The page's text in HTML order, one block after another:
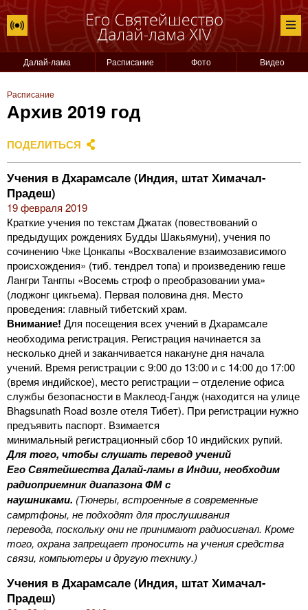
Далай-лама Расписание Фото Видео
Расписание
Архив 2019 год
ПОДЕЛИТЬСЯ
Учения в Дхарамсале (Индия, штат Химачал-
Прадеш)
19 февраля 2019
Краткие учения по текстам Джатак (повествований о
предыдущих рождениях Будды Шакьямуни), учения по
сочинению Чже Цонкапы «Восхваление взаимозависимого
происхождения» (тиб. тендрел топа) и произведению геше
Лангри Тангпы «Восемь строф о преобразовании ума»
(лоджонг цикгьема). Первая половина дня. Место
проведения: главный тибетский храм.
Внимание! Для посещения всех учений в Дхарамсале
необходима регистрация. Регистрация начинается за
несколько дней и заканчивается накануне дня начала
учений. Время регистрации с 9:00 до 13:00 и с 14:00 до 17:00
(время индийское), место регистрации – отделение офиса
службы безопасности в Маклеод-Гандж (находится на улице
Bhagsunath Road возле отеля Тибет). При регистрации нужно
предъявить паспорт. Взимается
минимальный регистрационный сбор 10 индийских рупий.
Для того, чтобы слушать перевод учений
Его Святейшества Далай-ламы в Индии, необходим
радиоприемник диапазона ФМ с
наушниками. (Тюнеры, встроенные в современные
самртфоны, не подходят для прослушивания
перевода, поскольку они не принимают радиосигнал. Кроме
того, охрана запрещает проносить на учения средства
связи, компьютеры и другую технику.)
Учения в Дхарамсале (Индия, штат Химачал-
Прадеш)